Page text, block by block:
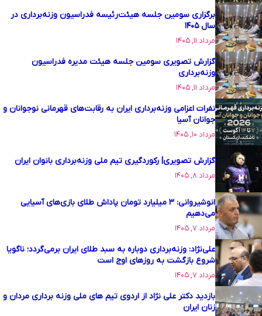
برگزاری سومین جلسه هیئت‌رئیسه فدراسیون وزنه‌برداری در
سال ۱۴۰۵
مرداد ۱۱, ۱۴۰۵
گزارش تصویری سومین جلسه هیئت مدیره فدراسیون
وزنه‌برداری
مرداد ۱۱, ۱۴۰۵
نفرات اعزامی وزنه‌برداری ایران به رقابت‌های قهرمانی نوجوانان و
جوانان آسیا
مرداد ۱۰, ۱۴۰۵
گزارش تصویری| رکوردگیری تیم ملی وزنه‌برداری بانوان ایران
مرداد ۸, ۱۴۰۵
انوشیروانی: ۳ میلیارد تومان پاداش طلای بازی‌های آسیایی
می‌دهیم
مرداد ۷, ۱۴۰۵
علی‌نژاد: وزنه‌برداری دوباره به سبد طلای ایران برمی‌گردد؛ ناگویا
شروع بازگشت به روزهای اوج است
مرداد ۷, ۱۴۰۵
بازدید دکتر علی نژاد از اردوی تیم های ملی وزنه برداری مردان و
زنان ایران